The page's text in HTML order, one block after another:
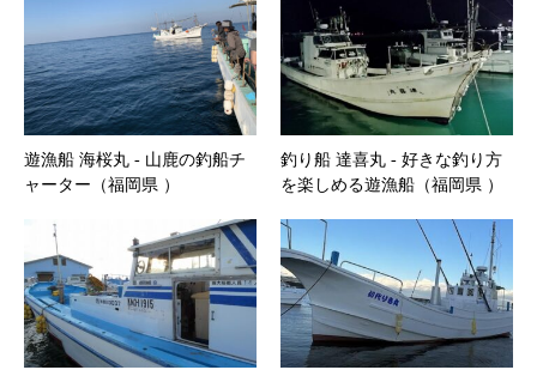
遊漁船 海桜丸 ‐ 山鹿の釣船チ
ャーター（福岡県 ）
釣り船 達喜丸 ‐ 好きな釣り方
を楽しめる遊漁船（福岡県 ）